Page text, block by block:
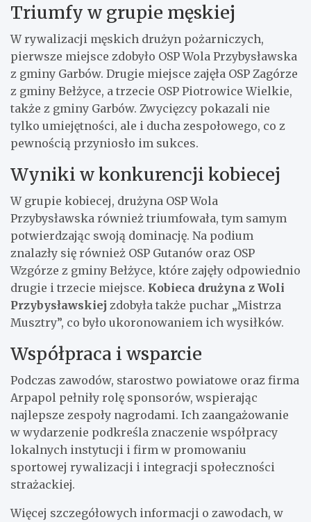
Triumfy w grupie męskiej
W rywalizacji męskich drużyn pożarniczych,
pierwsze miejsce zdobyło OSP Wola Przybysławska
z gminy Garbów. Drugie miejsce zajęła OSP Zagórze
z gminy Bełżyce, a trzecie OSP Piotrowice Wielkie,
także z gminy Garbów. Zwycięzcy pokazali nie
tylko umiejętności, ale i ducha zespołowego, co z
pewnością przyniosło im sukces.
Wyniki w konkurencji kobiecej
W grupie kobiecej, drużyna OSP Wola
Przybysławska również triumfowała, tym samym
potwierdzając swoją dominację. Na podium
znalazły się również OSP Gutanów oraz OSP
Wzgórze z gminy Bełżyce, które zajęły odpowiednio
drugie i trzecie miejsce. Kobieca drużyna z Woli
Przybysławskiej zdobyła także puchar „Mistrza
Musztry”, co było ukoronowaniem ich wysiłków.
Współpraca i wsparcie
Podczas zawodów, starostwo powiatowe oraz firma
Arpapol pełniły rolę sponsorów, wspierając
najlepsze zespoły nagrodami. Ich zaangażowanie
w wydarzenie podkreśla znaczenie współpracy
lokalnych instytucji i firm w promowaniu
sportowej rywalizacji i integracji społeczności
strażackiej.
Więcej szczegółowych informacji o zawodach, w